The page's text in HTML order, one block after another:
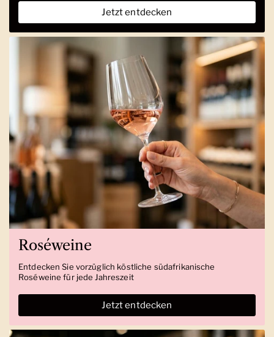
Jetzt entdecken
Roséweine
Entdecken Sie vorzüglich köstliche südafrikanische
Roséweine für jede Jahreszeit
Jetzt entdecken